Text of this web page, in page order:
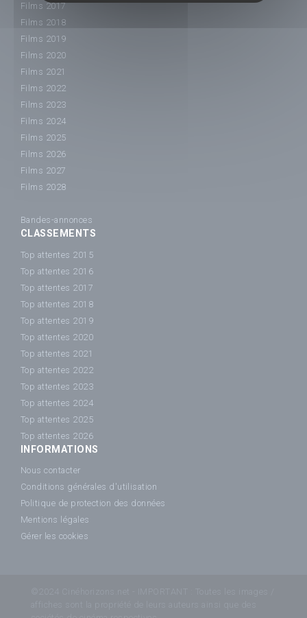
Films 2017
Films 2018
Films 2019
Films 2020
Films 2021
Films 2022
Films 2023
Films 2024
Films 2025
Films 2026
Films 2027
Films 2028
Bandes-annonces
CLASSEMENTS
Top attentes 2015
Top attentes 2016
Top attentes 2017
Top attentes 2018
Top attentes 2019
Top attentes 2020
Top attentes 2021
Top attentes 2022
Top attentes 2023
Top attentes 2024
Top attentes 2025
Top attentes 2026
INFORMATIONS
Nous contacter
Conditions générales d'utilisation
Politique de protection des données
Mentions légales
Gérer les cookies